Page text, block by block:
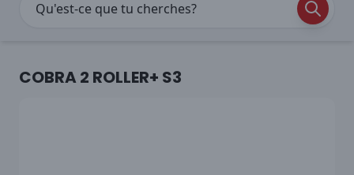
COBRA 2 ROLLER+ S3